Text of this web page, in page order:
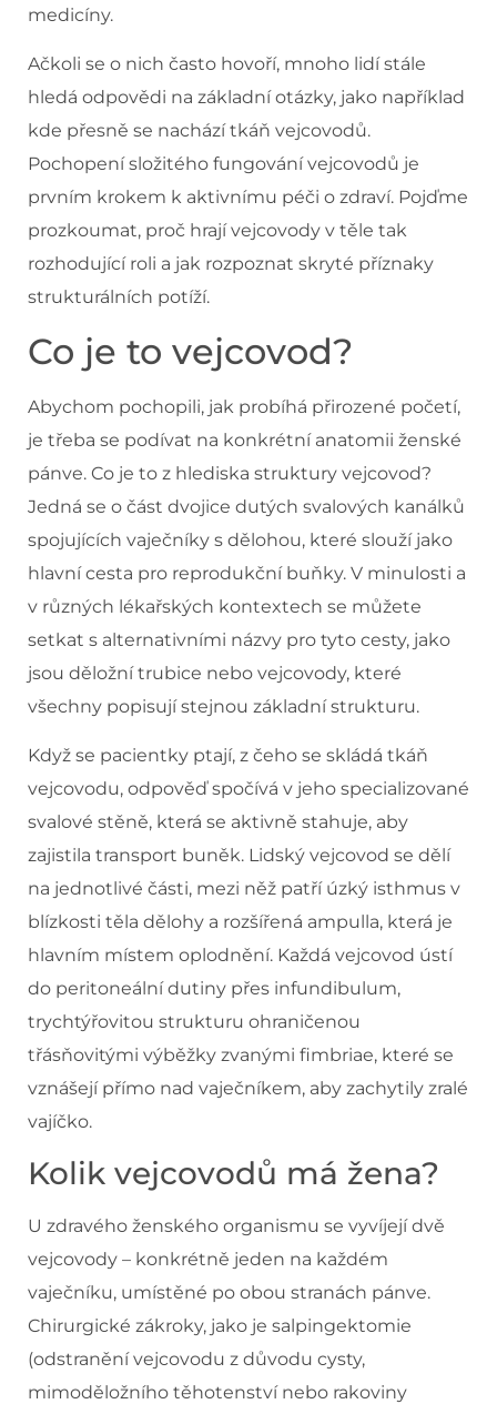
medicíny.
Ačkoli se o nich často hovoří, mnoho lidí stále
hledá odpovědi na základní otázky, jako například
kde přesně se nachází tkáň vejcovodů.
Pochopení složitého fungování vejcovodů je
prvním krokem k aktivnímu péči o zdraví. Pojďme
prozkoumat, proč hrají vejcovody v těle tak
rozhodující roli a jak rozpoznat skryté příznaky
strukturálních potíží.
Co je to vejcovod?
Abychom pochopili, jak probíhá přirozené početí,
je třeba se podívat na konkrétní anatomii ženské
pánve. Co je to z hlediska struktury vejcovod?
Jedná se o část dvojice dutých svalových kanálků
spojujících vaječníky s dělohou, které slouží jako
hlavní cesta pro reprodukční buňky. V minulosti a
v různých lékařských kontextech se můžete
setkat s alternativními názvy pro tyto cesty, jako
jsou děložní trubice nebo vejcovody, které
všechny popisují stejnou základní strukturu.
Když se pacientky ptají, z čeho se skládá tkáň
vejcovodu, odpověď spočívá v jeho specializované
svalové stěně, která se aktivně stahuje, aby
zajistila transport buněk. Lidský vejcovod se dělí
na jednotlivé části, mezi něž patří úzký isthmus v
blízkosti těla dělohy a rozšířená ampulla, která je
hlavním místem oplodnění. Každá vejcovod ústí
do peritoneální dutiny přes infundibulum,
trychtýřovitou strukturu ohraničenou
třásňovitými výběžky zvanými fimbriae, které se
vznášejí přímo nad vaječníkem, aby zachytily zralé
vajíčko.
Kolik vejcovodů má žena?
U zdravého ženského organismu se vyvíjejí dvě
vejcovody – konkrétně jeden na každém
vaječníku, umístěné po obou stranách pánve.
Chirurgické zákroky, jako je salpingektomie
(odstranění vejcovodu z důvodu cysty,
mimoděložního těhotenství nebo rakoviny